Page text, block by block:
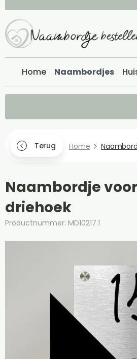
Home Naambordjes
Terug Home
Naambordje
driehoek
Productnummer: MD10217.1